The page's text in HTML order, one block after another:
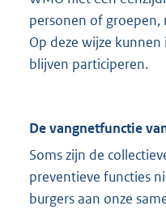
personen of groepen,
Op deze wijze
blijven participeren.
De vangnetfunctie
Soms zijn de
preventieve functies
burgers aan onze